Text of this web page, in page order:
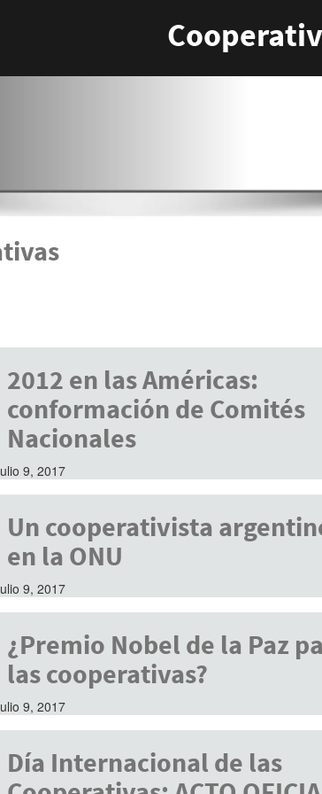
2012 en las Américas:
conformación de Comités
Nacionales
9, 2017
Un cooperativista
en la ONU
9, 2017
¿Premio Nobel de la Paz
las cooperativas?
9, 2017
Día Internacional de las